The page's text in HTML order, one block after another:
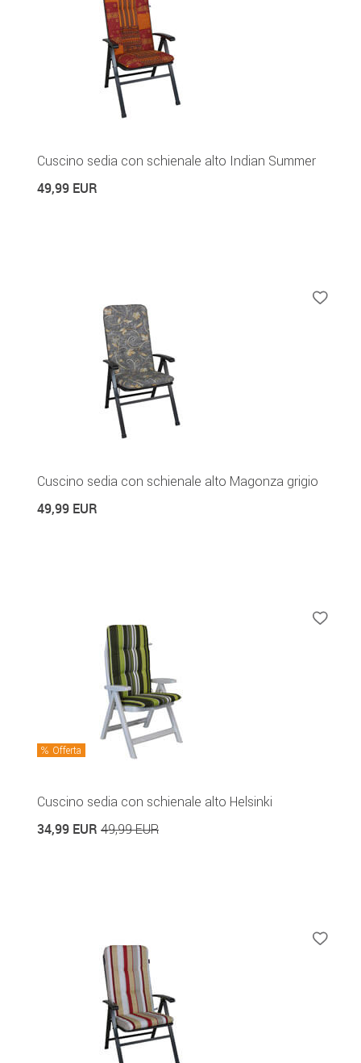
Cuscino sedia con schienale alto Indian Summer
49,99 EUR
Cuscino sedia con schienale alto Magonza grigio
49,99 EUR
Offerta
Cuscino sedia con schienale alto Helsinki
34,99 EUR 49,99 EUR